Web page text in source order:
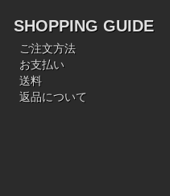
SHOPPING GUIDE
ご注文方法
お支払い
送料
返品について